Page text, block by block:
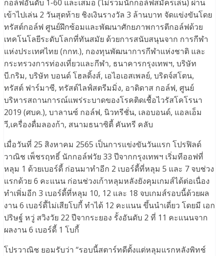
กอล์ฟอันดับ 1-60 และเสมอ (ไม่รวมนักกอล์ฟสมัครเล่น) ผ่าน
เข้าไปเล่น 2 วันสุดท้าย ชิงเงินรางวัล 3 ล้านบาท จัดแข่งขันโดย
ทรัสต์กอล์ฟ ศูนย์ฝึกซ้อมและพัฒนาศักยภาพการตีกอล์ฟด้วย
เทคโนโลยีระดับโลกที่ทันสมัย ด้วยการสนับสนุนจาก การกีฬา
แห่งประเทศไทย (กกท.), กองทุนพัฒนาการกีฬาแห่งชาติ และ
กระทรวงการท่องเที่ยวและกีฬา, ธนาคารกรุงเทพฯ, บริษัท
บี.กริม, บริษัท บอนด์ โฮลดิ้งส์, เอไอเอสเพลย์, บริดจ์สโตน,
ทรัสต์ ฟาร์มาซี, ทรัสต์ไลฟ์สตรีมมิ่ง, อาดิดาส กอล์ฟ, ศูนย์
บริหารสถานการณ์แพร่ระบาดของโรคติดเชื้อไวรัสโคโรนา
2019 (ศบค.), บาลานซ์ กอล์ฟ, นิวทรีชั่น, เลอบอนด์, แอลเอ็ม
วี,เครื่องดื่มลองก้า, สนามธนาซิตี้ คันทรี คลับ
เมื่อวันที่ 25 สิงหาคม 2565 เป็นการแข่งขันวันแรก โปรฟิลด์
วาณิช เพ็ชรฤทธิ์ นักกอล์ฟวัย 33 ปีจากกรุงเทพฯ เริ่มทีออฟที่
หลุม 1 ด้วยเบอร์ดี้ ก่อนมาทำอีก 2 เบอร์ดี้ที่หลุม 5 และ 7 จบช่วง
แรกด้วย 6 คะแนน ก่อนช่วงเก้าหลุมหลังยังคุมเกมส์ได้ต่อเนื่อง
ทำเพิ่มอีก 3 เบอร์ดี้ที่หลุม 10, 12 และ 18 จบเกมส์รอบนี้ด้วยผล
งาน 6 เบอร์ดี้ไม่เสียโบกี้ ทำได้ 12 คะแนน ขึ้นนำเดี่ยว โดยมี เอก
ปริษฐ์​ หวู่ สวิงวัย 22 ปีจากระยอง รั้งอันดับ 2 ที่ 11 คะแนนจาก
ผลงาน 6 เบอร์ดี้ 1 โบกี้
โปรวาณิช ยอมรับว่า “รอบนี้สตาร์ทดีตั้งแต่หลุมแรกหลังพิทช์